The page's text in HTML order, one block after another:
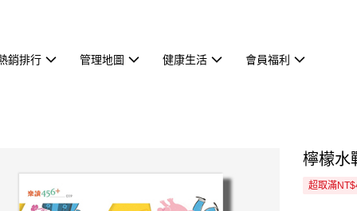
銷排行 管理地圖 健康生活 會員福利
檸檬水
超取滿